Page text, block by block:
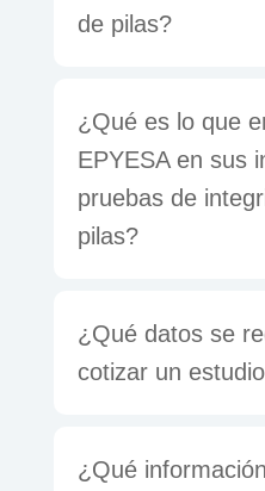
de pilas?
¿Qué es lo que
EPYESA en sus
pruebas de
pilas?
¿Qué datos se
cotizar un
¿Qué